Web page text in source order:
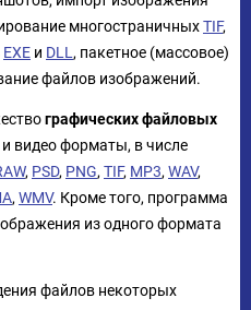
многостраничныхTIF,
EXE и DLL , пакетное (массовое)
файлов изображений.
графических файловых
видео форматы, в числе
, PSD, PNG, TIF, MP3, WAV,
, WMV. Кроме того, программа
из одного формата
файлов некоторых